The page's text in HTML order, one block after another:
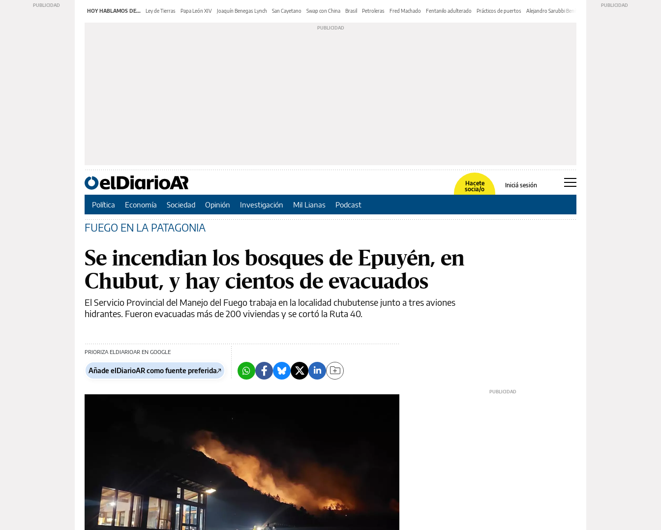
HOY HABLAMOS DE... Ley de Tierras Papa León XIV Joaquín Benegas Lynch San Cayetano Swap con China Brasil Petroleras Fred Machado Fentanilo adulterado Prácticos de puertos Alejandro Sarubbi Benítez
Hacete
socia/o
Iniciá sesión
Política Economía Sociedad Opinión Investigación Mil Lianas Podcast
FUEGO EN LA PATAGONIA
Se incendian los bosques de Epuyén, en
Chubut, y hay cientos de evacuados
El Servicio Provincial del Manejo del Fuego trabaja en la localidad chubutense junto a tres aviones
hidrantes. Fueron evacuadas más de 200 viviendas y se cortó la Ruta 40.
PRIORIZA ELDIARIOAR EN GOOGLE
Añade elDiarioAR como fuente preferida